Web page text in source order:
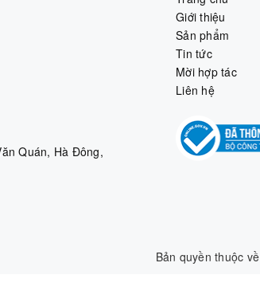
Quán, Hà Đông,
Giới thiệu
Sản phẩm
Tin tức
Mời hợp tác
Liên hệ
Bản quyền thuộc về